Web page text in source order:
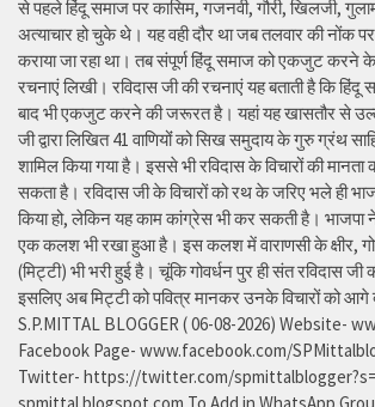
से पहले हिंदू समाज पर कासिम, गजनवी, गौरी, खिलजी,
अत्याचार हो चुके थे। यह वही दौर था जब तलवार की नोंक पर
कराया जा रहा था। तब संपूर्ण हिंदू समाज को एकजुट करने
रचनाएं लिखी। रविदास जी की रचनाएं यह बताती है कि
बाद भी एकजुट करने की जरूरत है। यहां यह खासतौर से
जी द्वारा लिखित 41 वाणियोंं को सिख समुदाय के गुरु ग्रंथ
शामिल किया गया है। इससे भी रविदास के विचारों की मानता
सकता है। रविदास जी के विचारों को रथ के जरिए भले ही
किया हो, लेकिन यह काम कांग्रेस भी कर सकती है। भाजपा
एक कलश भी रखा हुआ है। इस कलश में वाराणसी के क्षीर,
(मिट्टी) भी भरी हुई है। चूंकि गोवर्धन पुर ही संत रविदास जी
इसलिए अब मिट्टी को पवित्र मानकर उनके विचारों को आगे
S.P.MITTAL BLOGGER ( 06-08-2026) Website-
Facebook Page- www.facebook.com/
Twitter- https://twitter.com/